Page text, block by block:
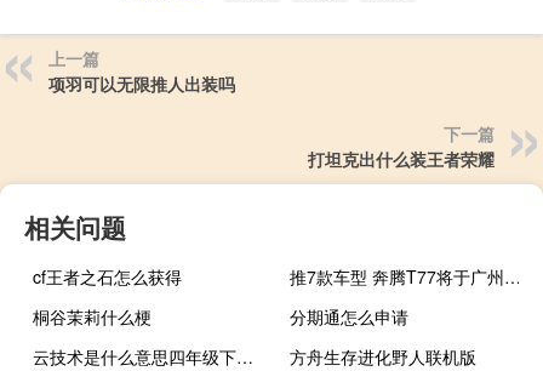
上一篇
项羽可以无限推人出装吗
下一篇
打坦克出什么装王者荣耀
相关问题
cf王者之石怎么获得
推7款车型 奔腾T77将于广州车展正式上市
桐谷茉莉什么梗
分期通怎么申请
云技术是什么意思四年级下册10字（云技术是什么）
方舟生存进化野人联机版